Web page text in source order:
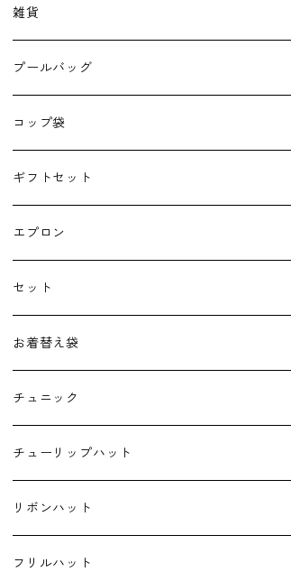
雑貨
エコバッグ
巾着
授乳クッション
よだれカバー
抱っこ紐
子供用バッグ
ポケットティッシュケース
ハンカチ
ランチクロス
お弁当袋
プールバッグ
コップ袋
ギフトセット
エプロン
セット
お着替え袋
チュニック
チューリップハット
リボンハット
フリルハット